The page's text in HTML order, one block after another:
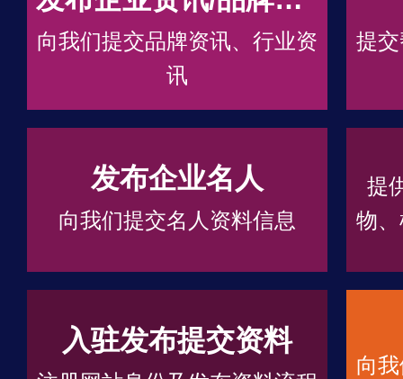
向我们提交品牌资讯、行业资
讯
提
发布企业名人
向我们提交名人资料信息
提
物
入驻发布提交资料
向